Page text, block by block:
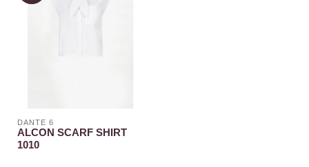
DANTE 6
ALCON SCARF SHIRT
1010